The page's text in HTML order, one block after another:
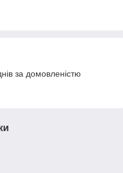
за домовленістю